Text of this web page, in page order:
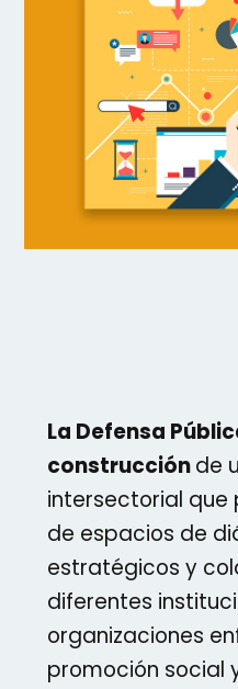
La Defensa
construcciónde
intersectorial
de espacios de
estratégicos y
diferentes
organizaciones
promoción social